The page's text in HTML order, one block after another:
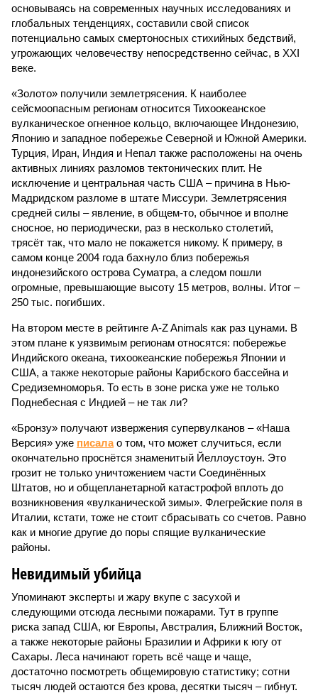
основываясь на современных научных исследованиях и
глобальных тенденциях, составили свой список
потенциально самых смертоносных стихийных бедствий,
угрожающих человечеству непосредственно сейчас, в XXI
веке.
«Золото» получили землетрясения. К наиболее
сейсмоопасным регионам относится Тихоокеанское
вулканическое огненное кольцо, включающее Индонезию,
Японию и западное побережье Северной и Южной Америки.
Турция, Иран, Индия и Непал также расположены на очень
активных линиях разломов тектонических плит. Не
исключение и центральная часть США – причина в Нью-
Мадридском разломе в штате Миссури. Землетрясения
средней силы – явление, в общем-то, обычное и вполне
сносное, но периодически, раз в несколько столетий,
трясёт так, что мало не покажется никому. К примеру, в
самом конце 2004 года бахнуло близ побережья
индонезийского острова Суматра, а следом пошли
огромные, превышающие высоту 15 метров, волны. Итог –
250 тыс. погибших.
На втором месте в рейтинге A-Z Animals как раз цунами. В
этом плане к уязвимым регионам относятся: побережье
Индийского океана, тихо­океанские побережья Японии и
США, а также некоторые районы Карибского бассейна и
Средиземноморья. То есть в зоне риска уже не только
Поднебесная с Индией – не так ли?
«Бронзу» получают извержения супервулканов – «Наша
Версия» уже писалао том, что может случиться, если
окончательно проснётся знаменитый Йеллоустоун. Это
грозит не только уничтожением части Соединённых
Штатов, но и общепланетарной катастрофой вплоть до
возникновения «вулканической зимы». Флегрейские поля в
Италии, кстати, тоже не стоит сбрасывать со счетов. Равно
как и многие другие до поры спящие вулканические
районы.
Невидимый убийца
Упоминают эксперты и жару вкупе с засухой и
следующими отсюда лесными пожарами. Тут в группе
риска запад США, юг Европы, Австралия, Ближний Восток,
а также некоторые районы Бразилии и Африки к югу от
Сахары. Леса начинают гореть всё чаще и чаще,
достаточно посмотреть общемировую статистику; сотни
тысяч людей остаются без крова, десятки тысяч – гибнут.